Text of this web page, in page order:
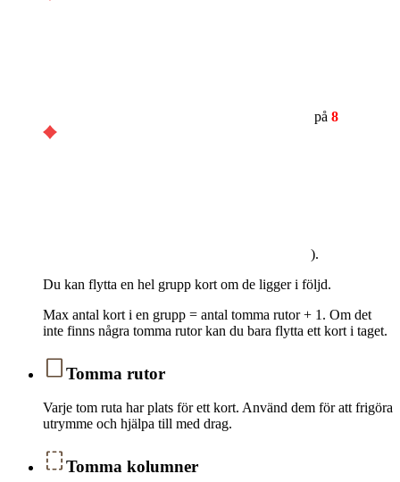
på 8
).
Du kan flytta en hel grupp kort om de ligger i följd.
Max antal kort i en grupp = antal tomma rutor + 1. Om det
inte finns några tomma rutor kan du bara flytta ett kort i taget.
Tomma rutor
Varje tom ruta har plats för ett kort. Använd dem för att frigöra
utrymme och hjälpa till med drag.
Tomma kolumner